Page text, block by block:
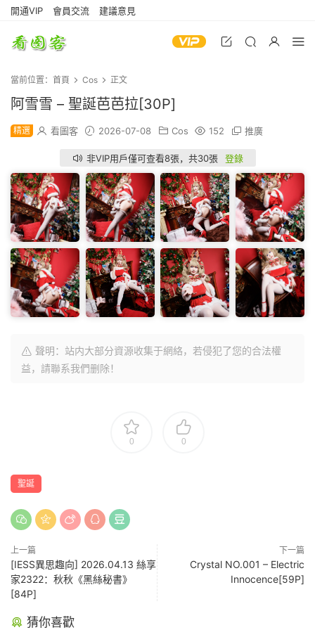
開通VIP 會員交流 建議意見
當前位置： 首頁 Cos 正文
阿雪雪 – 聖誕芭芭拉[30P]
精選 看圖客 2026-07-08 Cos 152 推廣
非VIP用戶僅可查看8張，共30張 登錄
聲明：站内大部分資源收集于網絡，若侵犯了您的合法權
益，請聯系我們删除！
0 0
聖誕
上一篇
[IESS異思趣向] 2026.04.13 絲享
家2322：秋秋《黑絲秘書》
[84P]
下一篇
Crystal NO.001 – Electric
Innocence[59P]
猜你喜歡